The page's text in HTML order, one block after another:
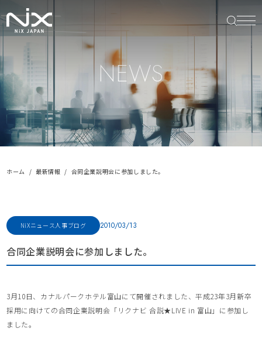
NEWS
ホーム 最新情報 合同企業説明会に参加しました。
NiXニュース人事ブログ 2010/03/13
合同企業説明会に参加しました。
3月10日、カナルパークホテル富山にて開催されました、平成23年3月新卒
採用に向けての合同企業説明会「リクナビ 合説★LIVE in 富山」に参加し
ました。